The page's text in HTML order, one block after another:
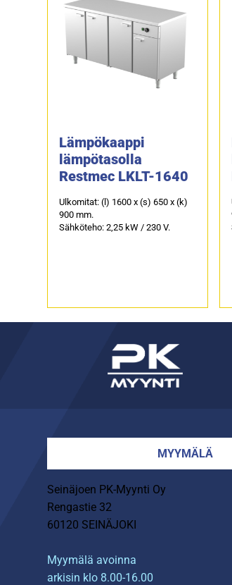
Lämpökaappi
lämpötasolla
Restmec LKLT-1640
Ulkomitat: (l) 1600 x (s) 650 x (k)
900 mm.
Sähköteho: 2,25 kW / 230 V.
MYYMÄLÄ
Seinäjoen PK-Myynti Oy
Rengastie 32
60120 SEINÄJOKI
Myymälä avoinna
arkisin klo 8.00-16.00